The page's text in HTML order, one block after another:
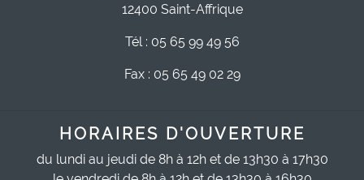
12400 Saint-Affrique
Tél : 05 65 99 49 56
Fax : 05 65 49 02 29
HORAIRES D'OUVERTURE
du lundi au jeudi de 8h à 12h et de 13h30 à 17h30